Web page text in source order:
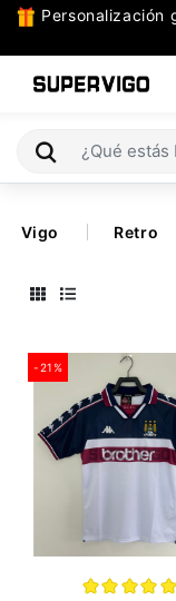
Personalización
TODAS
LAS
CATEGORIAS
La Liga
Bundesliga
Premier League
Serie A
Otras Ligas
Vigo Retro
-21%